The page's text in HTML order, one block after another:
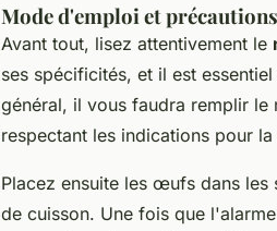
Mode d'emploi et précautions
Avant tout, lisez attentivement le
ses spécificités, et il est
général, il vous faudra remplir le
respectant les indications pour la
Placez ensuite les œufs dans
de cuisson. Une fois que